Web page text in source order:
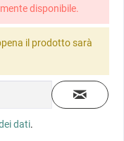
disponibile.
il prodotto sarà
dati.